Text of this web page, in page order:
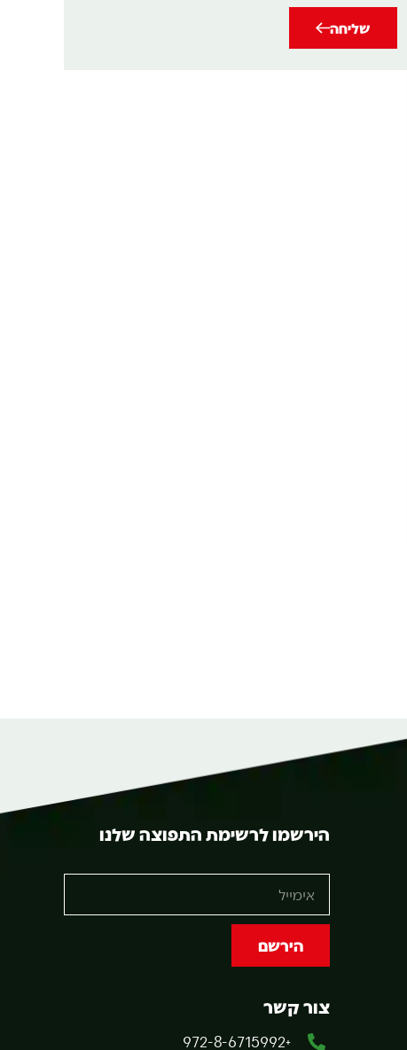
שליחה
הירשמו לרשימת התפוצה שלנו
הירשם
צור קשר
+972-8-6715992